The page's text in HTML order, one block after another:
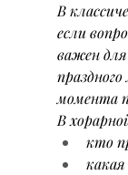
В
если
важен для
момента
В
кто